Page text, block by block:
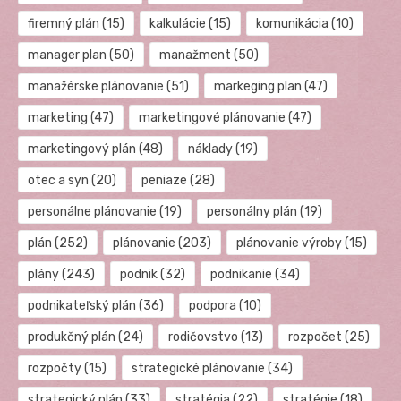
firemný plán (15) kalkulácie (15) komunikácia (10)
manager plan (50) manažment (50)
manažérske plánovanie (51) markeging plan (47)
marketing (47) marketingové plánovanie (47)
marketingový plán (48) náklady(19)
otec a syn (20) peniaze (28)
personálne plánovanie (19) personálny plán (19)
plán (252) plánovanie (203) plánovanie výroby(15)
plány(243) podnik(32) podnikanie (34)
podnikateľský plán (36) podpora (10)
produkčný plán (24) rodičovstvo (13) rozpočet (25)
rozpočty(15) strategické plánovanie (34)